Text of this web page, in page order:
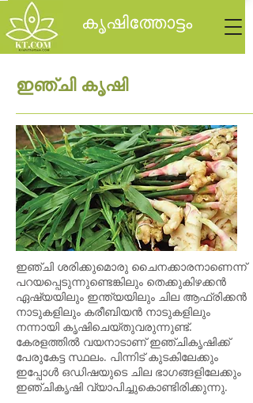
കൃഷിത്തോട്ടം
ഇഞ്ചി കൃഷി
ഇഞ്ചി ശരിക്കുമൊരു ചൈനക്കാരനാണെന്ന്
പറയപ്പെടുന്നുണ്ടെങ്കിലും തെക്കുകിഴക്കൻ
ഏഷ്യയിലും ഇന്ത്യയിലും ചില ആഫ്രിക്കൻ
നാടുകളിലും കരീബിയൻ നാടുകളിലും
നന്നായി കൃഷിചെയ്തുവരുന്നുണ്ട്.
കേരളത്തിൽ വയനാടാണ് ഇഞ്ചികൃഷിക്ക്
പേരുകേട്ട സ്ഥലം. പിന്നിട് കുടകിലേക്കും
ഇപ്പോൾ ഒഡിഷയുടെ ചില ഭാഗങ്ങളിലേക്കും
ഇഞ്ചികൃഷി വ്യാപിച്ചുകൊണ്ടിരിക്കുന്നു.